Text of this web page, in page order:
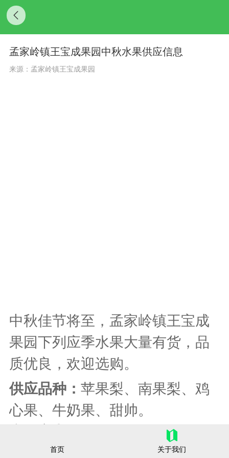
孟家岭镇王宝成果园中秋水果供应信息
来源：孟家岭镇王宝成果园
中秋佳节将至，孟家岭镇王宝成
果园下列应季水果大量有货，品
质优良，欢迎选购。
供应品种：苹果梨、南果梨、鸡
心果、牛奶果、甜帅。
苹果梨单果重约3-4
两，现有存量数千斤。所有水果
首页 关于我们